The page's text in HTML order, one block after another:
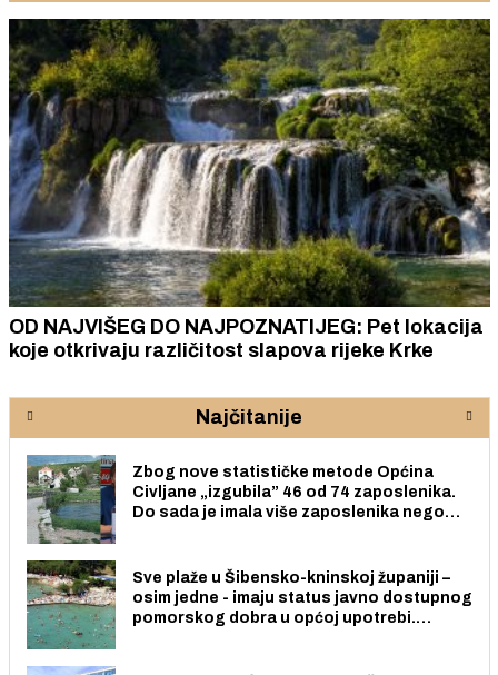
OD NAJVIŠEG DO NAJPOZNATIJEG: Pet lokacija
koje otkrivaju različitost slapova rijeke Krke
Najčitanije
Zbog nove statističke metode Općina
Civljane „izgubila” 46 od 74 zaposlenika.
Do sada je imala više zaposlenika nego
Sve plaže u Šibensko-kninskoj županiji –
osim jedne - imaju status javno dostupnog
pomorskog dobra u općoj upotrebi.